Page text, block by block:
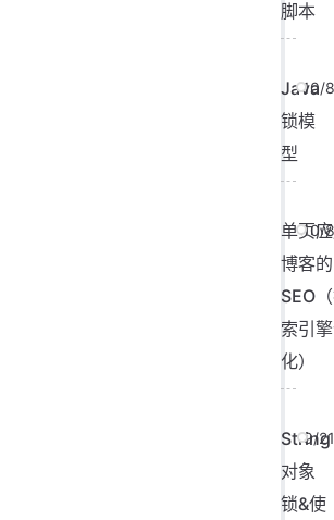
脚本
10/
Java
锁模
型
10/
单页
博客的
SEO
索引
化）
9/
String
对象
锁&使